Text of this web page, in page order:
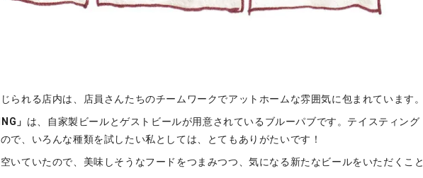
られる店内は、店員さんたちのチームワークでアットホームな雰囲気に包まれています。
」 は、自家製ビールとゲストビールが用意されているブルーパブです。テイスティング
で、いろんな種類を試したい私としては、とてもありがたいです！
いていたので、美味しそうなフードをつまみつつ、気になる新たなビールをいただくこと